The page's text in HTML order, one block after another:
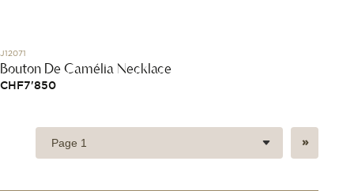
J12071
Bouton De Camélia Necklace
CHF 7'850
»